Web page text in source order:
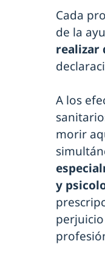
Cada
de la
realizar
A los
morir
y